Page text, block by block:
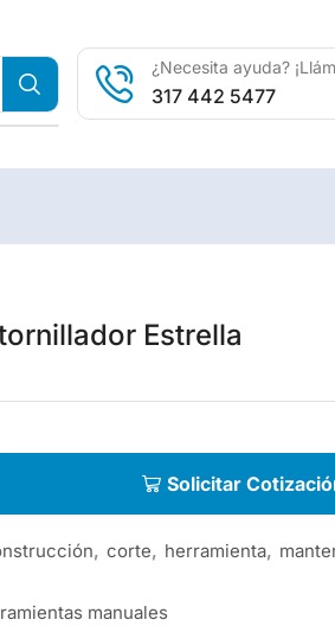
¿Necesita ayuda?
317 442 5477
Estrella
Solicitar
, corte, herramienta,
manuales